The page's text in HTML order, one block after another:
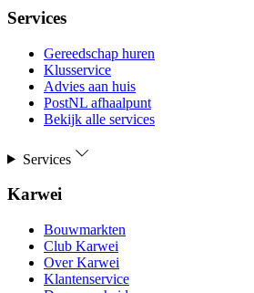
Services
Gereedschap huren
Klusservice
Advies aan huis
PostNL afhaalpunt
Bekijk alle services
Services
Karwei
Bouwmarkten
Club Karwei
Over Karwei
Klantenservice